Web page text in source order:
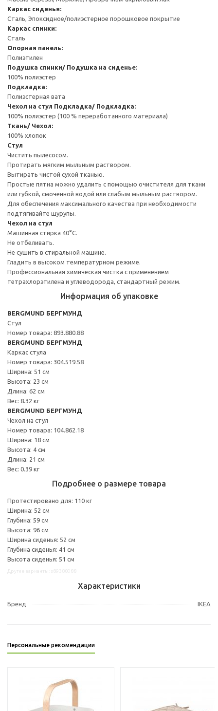
Каркас сиденья:
Сталь, Эпоксидное/полиэстерное порошковое покрытие
Каркас спинки:
Сталь
Опорная панель:
Полиэтилен
Подушка спинки/ Подушка на сиденье:
100% полиэстер
Подкладка:
Полиэстерная вата
Чехол на стул Подкладка/ Подкладка:
100% полиэстер (100 % переработанного материала)
Ткань/ Чехол:
100% хлопок
Стул
Чистить пылесосом.
Протирать мягким мыльным раствором.
Вытирать чистой сухой тканью.
Простые пятна можно удалить с помощью очистителя для ткани
или губкой, смоченной водой или слабым мыльным раствором.
Для обеспечения максимального качества при необходимости
подтягивайте шурупы.
Чехол на стул
Машинная стирка 40°С.
Не отбеливать.
Не сушить в стиральной машине.
Гладить в высоком температурном режиме.
Профессиональная химическая чистка с применением
тетрахлорэтилена и углеводорода, стандартный режим.
Информация об упаковке
BERGMUND БЕРГМУНД
Стул
Номер товара: 893.880.88
BERGMUND БЕРГМУНД
Каркас стула
Номер товара: 304.519.58
Ширина: 51 см
Высота: 23 см
Длина: 62 см
Вес: 8.32 кг
BERGMUND БЕРГМУНД
Чехол на стул
Номер товара: 104.862.18
Ширина: 18 см
Высота: 4 см
Длина: 21 см
Вес: 0.39 кг
Подробнее о размере товара
Протестировано для: 110 кг
Ширина: 52 см
Глубина: 59 см
Высота: 96 см
Ширина сиденья: 52 см
Глубина сиденья: 41 см
Высота сиденья: 51 см
Характеристики
Бренд IKEA
Персональные рекомендации